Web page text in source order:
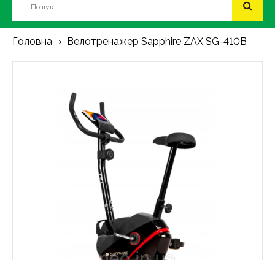
Головна Велотренажер Sapphire ZAX SG-410B